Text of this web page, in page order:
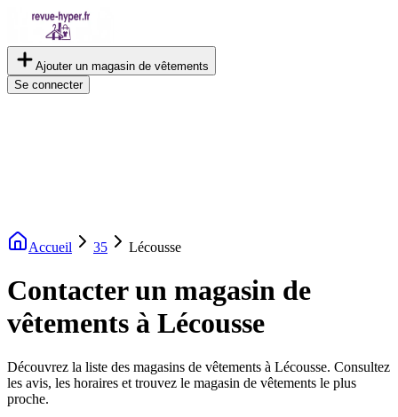
Ajouter un magasin de vêtements
Se connecter
Accueil 35 Lécousse
Contacter un magasin de
vêtements à Lécousse
Découvrez la liste des magasins de vêtements à Lécousse. Consultez
les avis, les horaires et trouvez le magasin de vêtements le plus
proche.